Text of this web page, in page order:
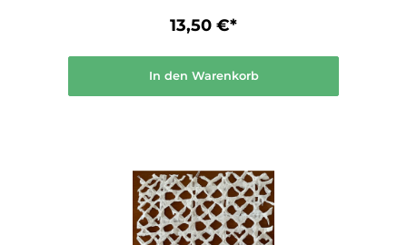
13,50 €*
In den Warenkorb